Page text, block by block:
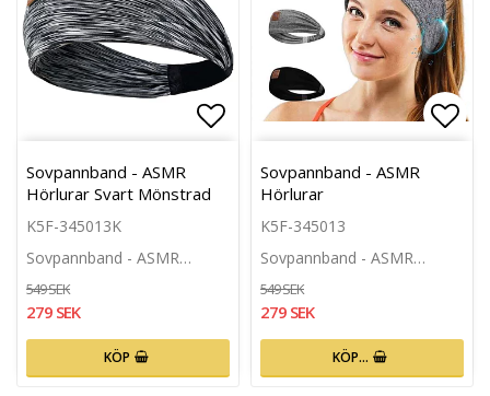
Lägg till i favoritlistan
Sovpannband - ASMR
Hörlurar Svart Mönstrad
K5F-345013K
Sovpannband - ASMR…
549 SEK
279 SEK
KÖP
Sovpannband - ASMR
Hörlurar
K5F-345013
Sovpannband - ASMR…
549 SEK
279 SEK
KÖP…